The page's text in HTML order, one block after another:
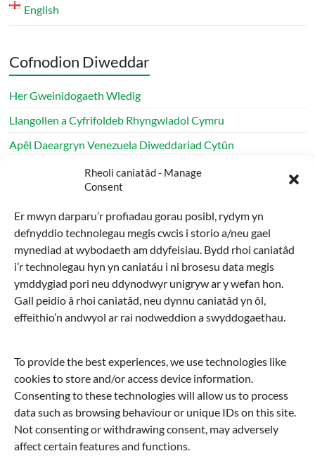
Rheoli caniatâd - Manage
Consent
Er mwyn darparu’r profiadau gorau posibl, rydym yn
defnyddio technolegau megis cwcis i storio a/neu gael
mynediad at wybodaeth am ddyfeisiau. Bydd rhoi caniatâd
i’r technolegau hyn yn caniatáu i ni brosesu data megis
ymddygiad pori neu ddynodwyr unigryw ar y wefan hon.
Gall peidio â rhoi caniatâd, neu dynnu caniatâd yn ôl,
effeithio’n andwyol ar rai nodweddion a swyddogaethau.
To provide the best experiences, we use technologies like
cookies to store and/or access device information.
Consenting to these technologies will allow us to process
data such as browsing behaviour or unique IDs on this site.
Not consenting or withdrawing consent, may adversely
affect certain features and functions.
English
Cofnodion Diweddar
Her Gweinidogaeth Wledig
Llangollen a Cyfrifoldeb Rhyngwladol Cymru
Apêl Daeargryn Venezuela Diweddariad Cytûn
Rhaglen haf Cytûn yn parhau ledled Cymru
Cytûn yn annog y Senedd i gadw ffydd â’r byd ehangach
Archif
Archif
Chwilio Chwilio
Cymraeg
English